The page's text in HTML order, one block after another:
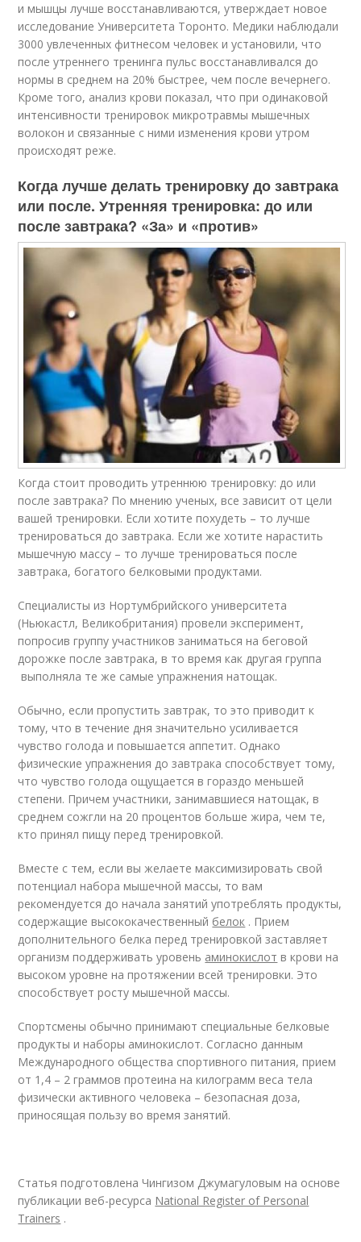
и мышцы лучше восстанавливаются, утверждает новое
исследование Университета Торонто. Медики наблюдали
3000 увлеченных фитнесом человек и установили, что
после утреннего тренинга пульс восстанавливался до
нормы в среднем на 20% быстрее, чем после вечернего.
Кроме того, анализ крови показал, что при одинаковой
интенсивности тренировок микротравмы мышечных
волокон и связанные с ними изменения крови утром
происходят реже.
Когда лучше делать тренировку до завтрака
или после. Утренняя тренировка: до или
после завтрака? «За» и «против»
Когда стоит проводить утреннюю тренировку: до или
после завтрака? По мнению ученых, все зависит от цели
вашей тренировки. Если хотите похудеть – то лучше
тренироваться до завтрака. Если же хотите нарастить
мышечную массу – то лучше тренироваться после
завтрака, богатого белковыми продуктами.
Специалисты из Нортумбрийского университета
(Ньюкастл, Великобритания) провели эксперимент,
попросив группу участников заниматься на беговой
дорожке после завтрака, в то время как другая группа
выполняла те же самые упражнения натощак.
Обычно, если пропустить завтрак, то это приводит к
тому, что в течение дня значительно усиливается
чувство голода и повышается аппетит. Однако
физические упражнения до завтрака способствует тому,
что чувство голода ощущается в гораздо меньшей
степени. Причем участники, занимавшиеся натощак, в
среднем сожгли на 20 процентов больше жира, чем те,
кто принял пищу перед тренировкой.
Вместе с тем, если вы желаете максимизировать свой
потенциал набора мышечной массы, то вам
рекомендуется до начала занятий употреблять продукты,
содержащие высококачественный белок . Прием
дополнительного белка перед тренировкой заставляет
организм поддерживать уровень аминокислот в крови на
высоком уровне на протяжении всей тренировки. Это
способствует росту мышечной массы.
Спортсмены обычно принимают специальные белковые
продукты и наборы аминокислот. Согласно данным
Международного общества спортивного питания, прием
от 1,4 – 2 граммов протеина на килограмм веса тела
физически активного человека – безопасная доза,
приносящая пользу во время занятий.
Статья подготовлена Чингизом Джумагуловым на основе
публикации веб-ресурса National Register of Personal
Trainers .